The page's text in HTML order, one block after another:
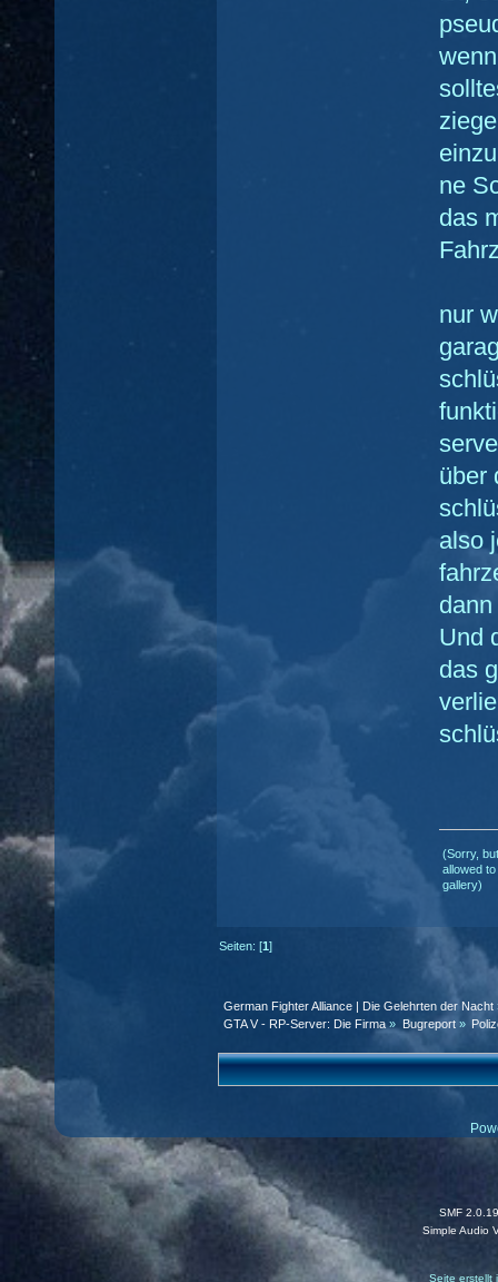
ne
das
nur
über
also
Und
das
(Sorry,
allowed
gallery)
Seiten: [1]
German Fighter Alliance | Die Gelehrten der Nacht
GTA V - RP-Server: Die Firma» Bugreport»
SMF 2.0.19
Simple Audio
Seite erstellt